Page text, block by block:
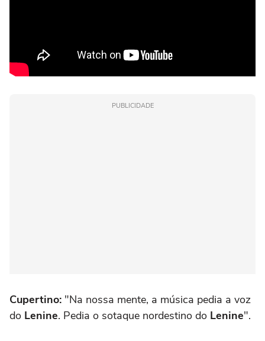
PUBLICIDADE
Cupertino: "Na nossa mente, a música pedia a voz
do Lenine. Pedia o sotaque nordestino do Lenine".